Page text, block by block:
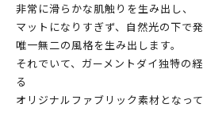
非常に滑らかな肌触りを生み出し、
マットになりすぎず、自然光の下で
唯一無二の風格を生み出します。
それでいて、ガーメントダイ独特の
る
オリジナルファブリック素材となって